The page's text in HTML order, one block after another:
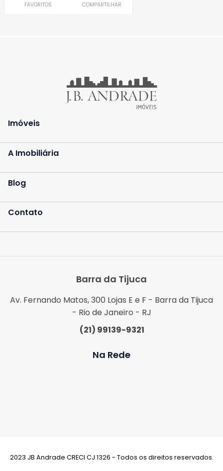
FAVORITOS COMPARTILHAR
Imóveis
A Imobiliária
Blog
Contato
Barra da Tijuca
Av. Fernando Matos, 300 Lojas E e F - Barra da Tijuca
- Rio de Janeiro - RJ
(21) 99139-9321
Na Rede
2023 JB Andrade CRECI CJ 1326 - Todos os direitos reservados.